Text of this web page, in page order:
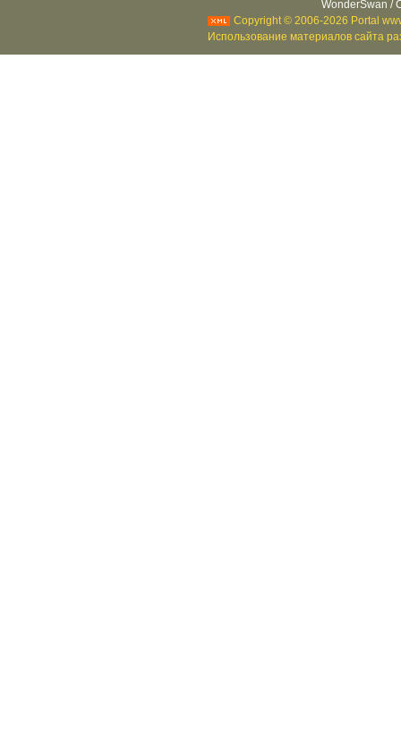
WonderSwan /
Copyright © 2006-2026 Portal
Использование материалов сайта